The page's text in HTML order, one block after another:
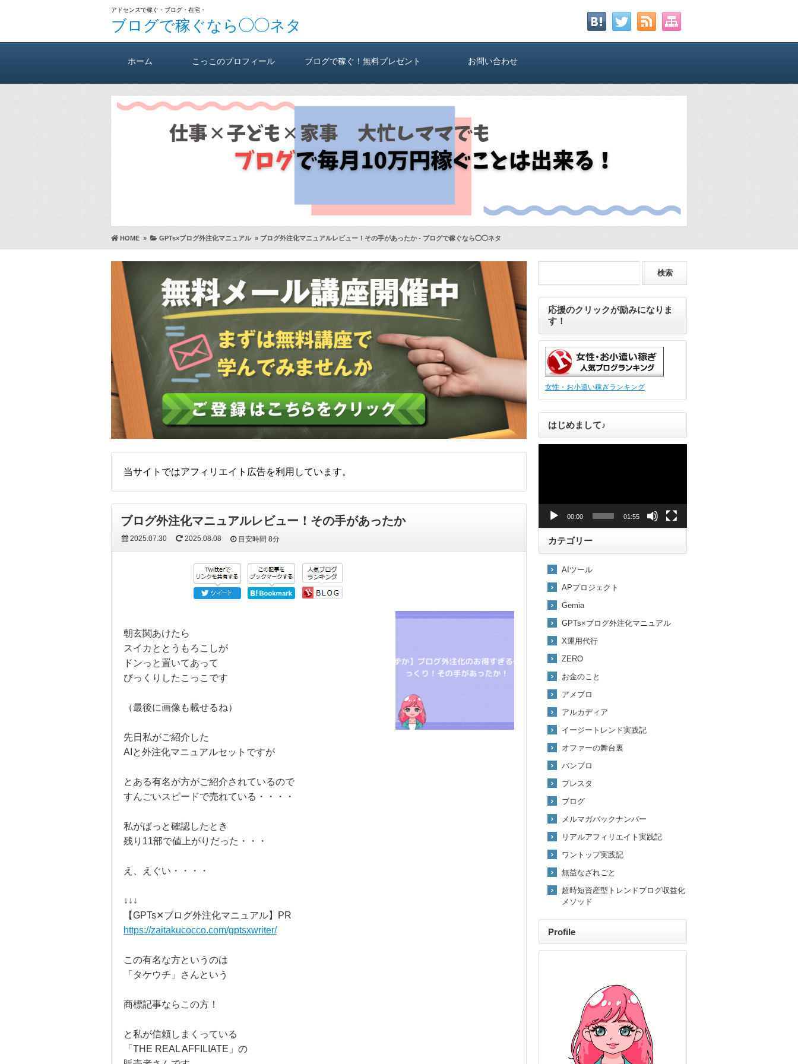
アドセンスで稼ぐ・ブログ・在宅・
ブログで稼ぐなら◯◯ネタ
ホーム こっこのプロフィール ブログで稼ぐ！無料プレゼント お問い合わせ
HOME » GPTs×ブログ外注化マニュアル» ブログ外注化マニュアルレビュー！その手があったか - ブログで稼ぐなら◯◯ネタ
当サイトではアフィリエイト広告を利用しています。
ブログ外注化マニュアルレビュー！その手があったか
2025.07.30 2025.08.08 目安時間8分
朝玄関あけたら
スイカととうもろこしが
ドンっと置いてあって
びっくりしたこっこです
（最後に画像も載せるね）
先日私がご紹介した
AIと外注化マニュアルセットですが
とある有名が方がご紹介されているので
すんごいスピードで売れている・・・・
私がぱっと確認したとき
残り11部で値上がりだった・・・
え、えぐい・・・・
↓↓↓
【GPTs✕ブログ外注化マニュアル】PR
https://zaitakucocco.com/gptsxwriter/
この有名な方というのは
「タケウチ」さんという
商標記事ならこの方！
と私が信頼しまくっている
「THE REAL AFFILIATE」の
応援のクリックが励みになりま
す！
女性・お小遣い稼ぎランキング
はじめまして♪
ヤ
ー
00:00 01:55
カテゴリー
AIツール
APプロジェクト
Gemia
GPTs×ブログ外注化マニュアル
X運用代行
ZERO
お金のこと
アメブロ
アルカディア
イージートレンド実践記
オファーの舞台裏
バンブロ
ブレスタ
ブログ
メルマガバックナンバー
リアルアフィリエイト実践記
ワントップ実践記
無益なざれごと
超時短資産型トレンドブログ収益化
メソッド
Profile